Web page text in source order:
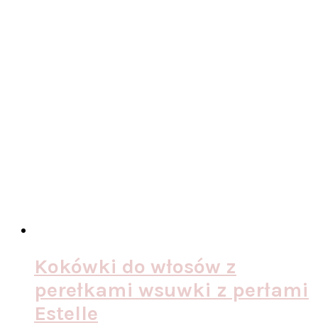
Kokówki do włosów z
perełkami wsuwki z perłami
Estelle